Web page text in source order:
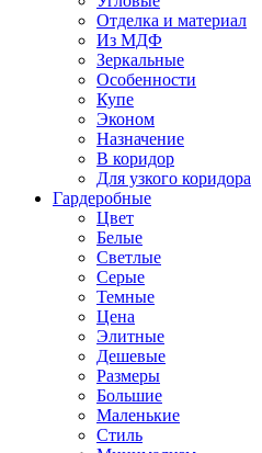
Отделка и материал
Из МДФ
Зеркальные
Особенности
Купе
Эконом
Назначение
В коридор
Для узкого коридора
Гардеробные
Цвет
Белые
Светлые
Серые
Темные
Цена
Элитные
Дешевые
Размеры
Большие
Маленькие
Стиль